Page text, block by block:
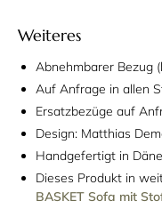
Weiteres
Abnehmbarer Bezug
Auf Anfrage in allen
Ersatzbezüge auf
Design: Matthias
Handgefertigt in
Dieses Produkt in
BASKET Sofa mit